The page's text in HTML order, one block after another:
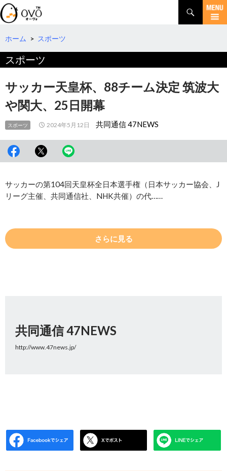
検
索
コ
テ
へ
ホーム > スポーツ
スポーツ
サッカー天皇杯、88チーム決定 筑波大
や関大、25日開幕
スポーツ 2024年5月12日 共同通信 47NEWS
サッカーの第104回天皇杯全日本選手権（日本サッカー協会、J
リーグ主催、共同通信社、NHK共催）の代……
さらに見る
共同通信 47NEWS
http://www.47news.jp/